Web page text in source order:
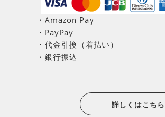
・Amazon Pay
・PayPay
・代金引換（着払い）
・銀行振込
詳しくはこちら